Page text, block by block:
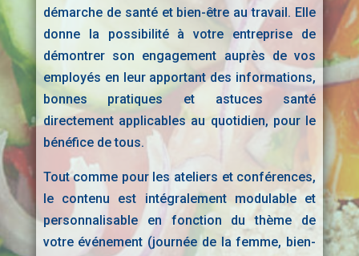
démarche de santé et bien-être au travail. Elle
donne la possibilité à votre entreprise de
démontrer son engagement auprès de vos
employés en leur apportant des informations,
bonnes pratiques et astuces santé
directement applicables au quotidien, pour le
bénéfice de tous.
Tout comme pour les ateliers et conférences,
le contenu est intégralement modulable et
personnalisable en fonction du thème de
votre événement (journée de la femme, bien-